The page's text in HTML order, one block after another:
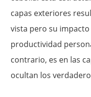
capas exteriores
vista pero su
productividad
contrario, es en las
ocultan los